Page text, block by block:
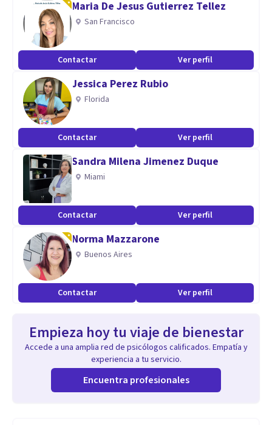
Maria De Jesus Gutierrez Tellez
San Francisco
Contactar Ver perfil
Jessica Perez Rubio
Florida
Contactar Ver perfil
Sandra Milena Jimenez Duque
Miami
Contactar Ver perfil
Norma Mazzarone
Buenos Aires
Contactar Ver perfil
Empieza hoy tu viaje de bienestar
Accede a una amplia red de psicólogos calificados. Empatía y
experiencia a tu servicio.
Encuentra profesionales